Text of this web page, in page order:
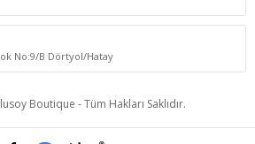
No:9/B Dörtyol/Hatay
Boutique - Tüm Hakları Saklıdır.